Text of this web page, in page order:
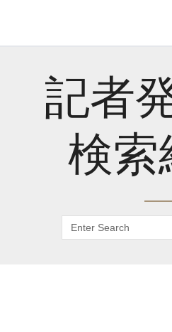
記者
検索